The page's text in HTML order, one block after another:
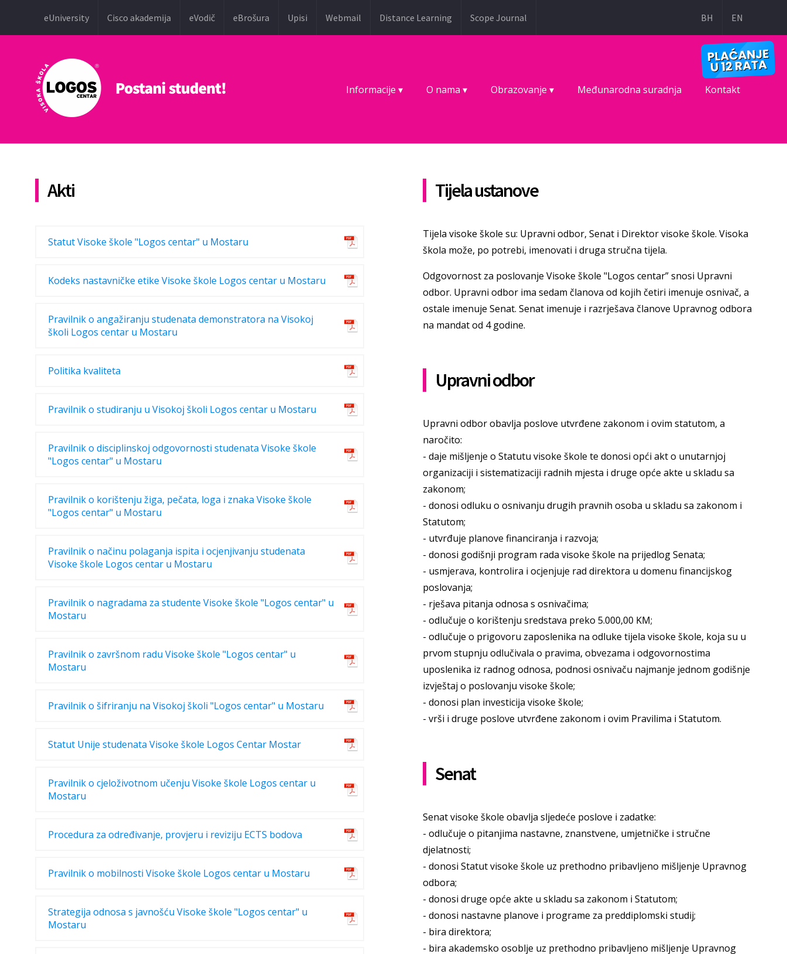
eUniversity Cisco akademija eVodič eBrošura Upisi Webmail Distance Learning Scope Journal BH EN
Informacije ▾ O nama ▾ Obrazovanje ▾ Međunarodna suradnja Kontakt
Akti
Statut Visoke škole "Logos centar" u Mostaru
Kodeks nastavničke etike Visoke škole Logos centar u Mostaru
Pravilnik o angažiranju studenata demonstratora na Visokoj
školi Logos centar u Mostaru
Politika kvaliteta
Pravilnik o studiranju u Visokoj školi Logos centar u Mostaru
Pravilnik o disciplinskoj odgovornosti studenata Visoke škole
"Logos centar" u Mostaru
Pravilnik o korištenju žiga, pečata, loga i znaka Visoke škole
"Logos centar" u Mostaru
Pravilnik o načinu polaganja ispita i ocjenjivanju studenata
Visoke škole Logos centar u Mostaru
Pravilnik o nagradama za studente Visoke škole "Logos centar" u
Mostaru
Pravilnik o završnom radu Visoke škole "Logos centar" u
Mostaru
Pravilnik o šifriranju na Visokoj školi "Logos centar" u Mostaru
Statut Unije studenata Visoke škole Logos Centar Mostar
Pravilnik o cjeloživotnom učenju Visoke škole Logos centar u
Mostaru
Procedura za određivanje, provjeru i reviziju ECTS bodova
Pravilnik o mobilnosti Visoke škole Logos centar u Mostaru
Strategija odnosa s javnošću Visoke škole "Logos centar" u
Mostaru
Tijela ustanove
Tijela visoke škole su: Upravni odbor, Senat i Direktor visoke škole. Visoka
škola može, po potrebi, imenovati i druga stručna tijela.
Odgovornost za poslovanje Visoke škole "Logos centar” snosi Upravni
odbor. Upravni odbor ima sedam članova od kojih četiri imenuje osnivač, a
ostale imenuje Senat. Senat imenuje i razrješava članove Upravnog odbora
na mandat od 4 godine.
Upravni odbor
Upravni odbor obavlja poslove utvrđene zakonom i ovim statutom, a
naročito:
- daje mišljenje o Statutu visoke škole te donosi opći akt o unutarnjoj
organizaciji i sistematizaciji radnih mjesta i druge opće akte u skladu sa
zakonom;
- donosi odluku o osnivanju drugih pravnih osoba u skladu sa zakonom i
Statutom;
- utvrđuje planove financiranja i razvoja;
- donosi godišnji program rada visoke škole na prijedlog Senata;
- usmjerava, kontrolira i ocjenjuje rad direktora u domenu financijskog
poslovanja;
- rješava pitanja odnosa s osnivačima;
- odlučuje o korištenju sredstava preko 5.000,00 KM;
- odlučuje o prigovoru zaposlenika na odluke tijela visoke škole, koja su u
prvom stupnju odlučivala o pravima, obvezama i odgovornostima
uposlenika iz radnog odnosa, podnosi osnivaču najmanje jednom godišnje
izvještaj o poslovanju visoke škole;
- donosi plan investicija visoke škole;
- vrši i druge poslove utvrđene zakonom i ovim Pravilima i Statutom.
Senat
Senat visoke škole obavlja sljedeće poslove i zadatke:
- odlučuje o pitanjima nastavne, znanstvene, umjetničke i stručne
djelatnosti;
- donosi Statut visoke škole uz prethodno pribavljeno mišljenje Upravnog
odbora;
- donosi druge opće akte u skladu sa zakonom i Statutom;
- donosi nastavne planove i programe za preddiplomski studij;
- bira direktora;
- bira akademsko osoblje uz prethodno pribavljeno mišljenje Upravnog